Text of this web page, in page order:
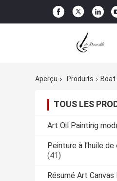
Aperçu
Produits Boat
TOUS LES
Art Oil Painting
Peinture à l'huile
(41)
Résumé Art Canvas